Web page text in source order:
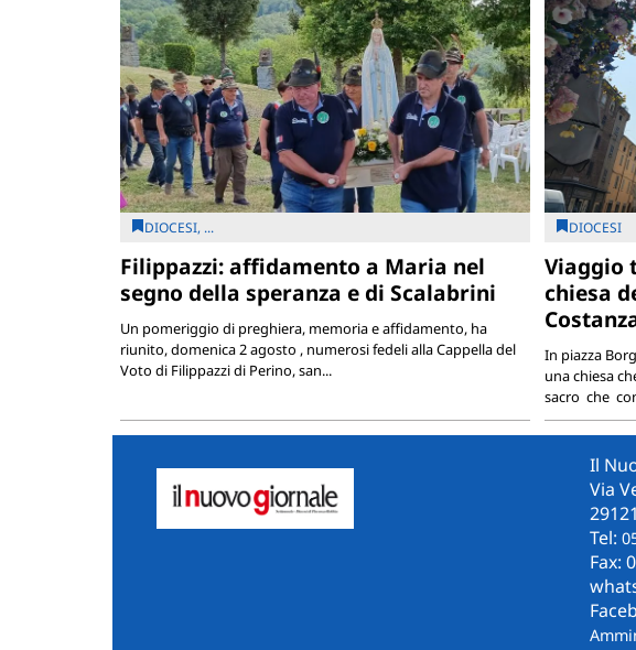
DIOCESI, ...
Filippazzi: affidamento a Maria nel
segno della speranza e di Scalabrini
Un pomeriggio di preghiera, memoria e affidamento, ha
riunito, domenica 2 agosto , numerosi fedeli alla Cappella del
Voto di Filippazzi di Perino, san...
DIOCESI
Viaggio
chiesa
In piazza
una chiesa
sacro che
Il
Via
Tel:
Fax: